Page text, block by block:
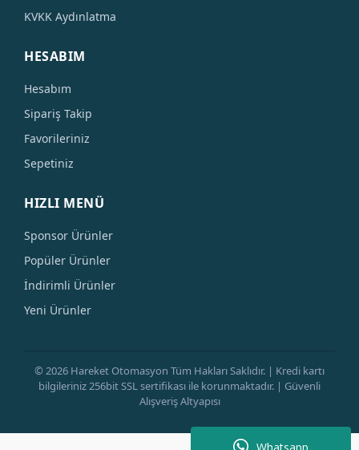
Whatsapp
KVKK Aydınlatma
HESABIM
Hesabım
Sipariş Takip
Favorileriniz
Sepetiniz
HIZLI MENÜ
Sponsor Ürünler
Popüler Ürünler
İndirimli Ürünler
Yeni Ürünler
© 2026 Hareket Otomasyon Tüm Hakları Saklıdır. | Kredi kartı
bilgileriniz 256bit SSL sertifikası ile korunmaktadır. | Güvenli
Alışveriş Altyapısı